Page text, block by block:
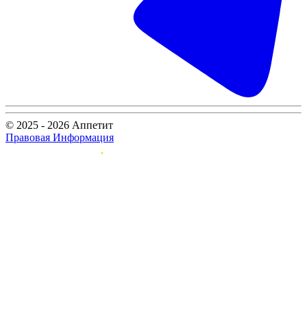
© 2025 - 2026 Аппетит
Правовая Информация